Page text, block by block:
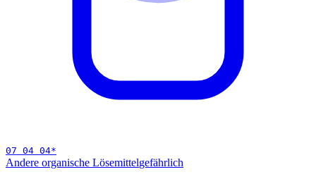
07 04 04*
Andere organische Lösemittelgefährlich